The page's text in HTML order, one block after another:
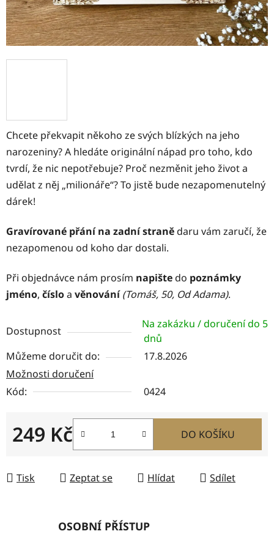
Chcete překvapit někoho ze svých blízkých na jeho
narozeniny? A hledáte originální nápad pro toho, kdo
tvrdí, že nic nepotřebuje? Proč nezměnit jeho život a
udělat z něj „milionáře“? To jistě bude nezapomenutelný
dárek!
Gravírované přání na zadní stranědaru vám zaručí, že
nezapomenou od koho dar dostali.
Při objednávce nám prosím napištedo poznámky
jméno, čísloa věnování (Tomáš, 50, Od Adama).
Dostupnost
Na zakázku / doručení do 5
dnů
Můžeme doručit do:
17.8.2026
Možnosti doručení
Kód:
0424
249 Kč DO KOŠÍKU
Tisk Zeptat se Hlídat Sdílet
OSOBNÍ PŘÍSTUP